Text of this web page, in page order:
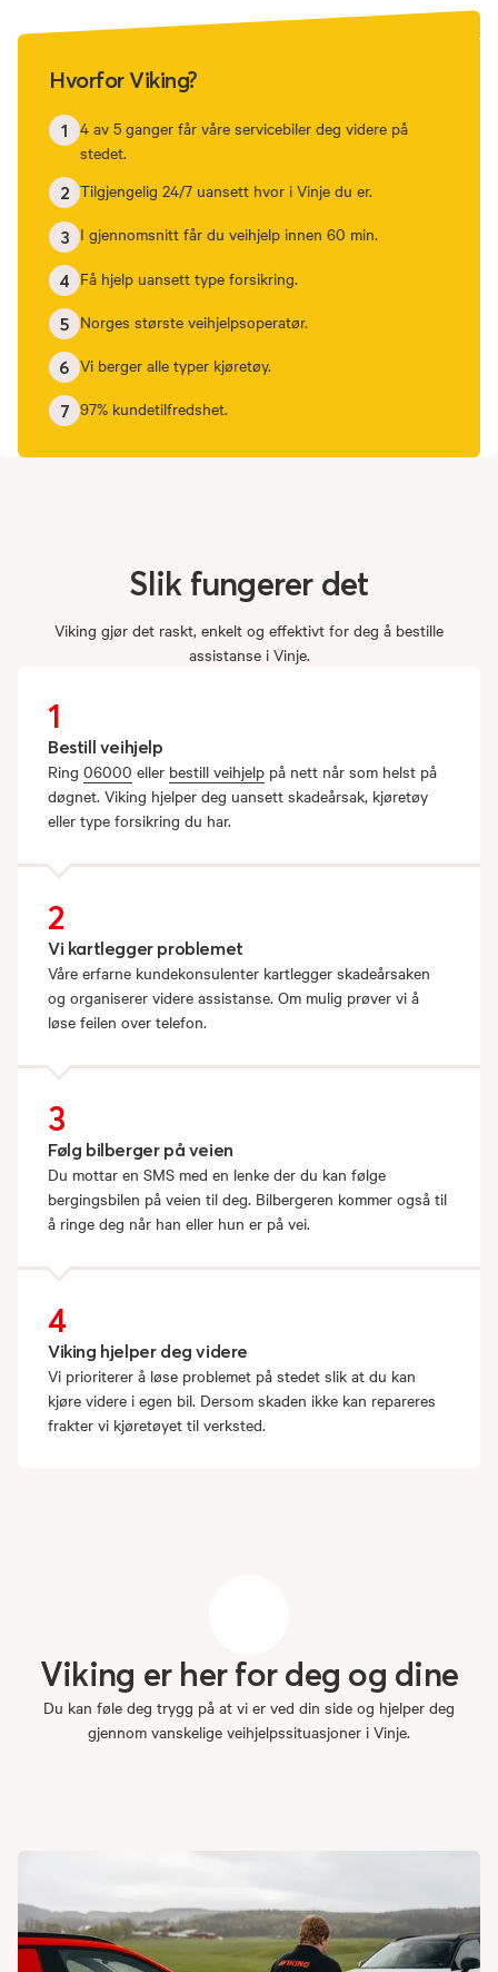
Hvorfor Viking?
1 4 av 5 ganger får våre servicebiler deg videre på
stedet.
2 Tilgjengelig 24/7 uansett hvor i Vinje du er.
3 I gjennomsnitt får du veihjelp innen 60 min.
4 Få hjelp uansett type forsikring.
5 Norges største veihjelpsoperatør.
6 Vi berger alle typer kjøretøy.
7 97% kundetilfredshet.
Slik fungerer det
Viking gjør det raskt, enkelt og effektivt for deg å bestille
assistanse i Vinje.
1
Bestill veihjelp
Ring 06000 eller bestill veihjelp på nett når som helst på
døgnet. Viking hjelper deg uansett skadeårsak, kjøretøy
eller type forsikring du har.
2
Vi kartlegger problemet
Våre erfarne kundekonsulenter kartlegger skadeårsaken
og organiserer videre assistanse. Om mulig prøver vi å
løse feilen over telefon.
3
Følg bilberger på veien
Du mottar en SMS med en lenke der du kan følge
bergingsbilen på veien til deg. Bilbergeren kommer også til
å ringe deg når han eller hun er på vei.
4
Viking hjelper deg videre
Vi prioriterer å løse problemet på stedet slik at du kan
kjøre videre i egen bil. Dersom skaden ikke kan repareres
frakter vi kjøretøyet til verksted.
Viking er herfordeg og dine
Du kan føle deg trygg på at vi er ved din side og hjelper deg
gjennom vanskelige veihjelpssituasjoner i Vinje.